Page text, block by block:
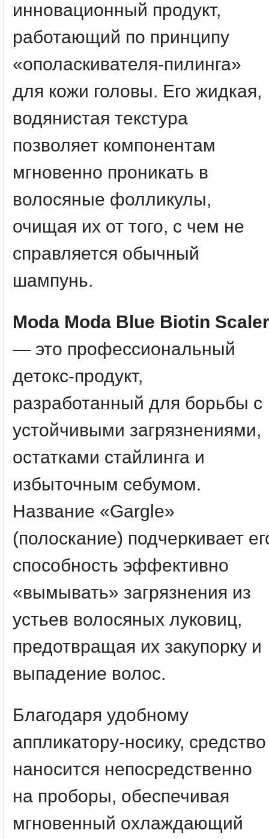
инновационный продукт,
работающий по принципу
«ополаскивателя-пилинга»
для кожи головы. Его жидкая,
водянистая текстура
позволяет компонентам
мгновенно проникать в
волосяные фолликулы,
очищая их от того, с чем не
справляется обычный
шампунь.
Moda Moda Blue Biotin Scaler
— это профессиональный
детокс-продукт,
разработанный для борьбы с
устойчивыми загрязнениями,
остатками стайлинга и
избыточным себумом.
Название «Gargle»
(полоскание) подчеркивает
способность эффективно
«вымывать» загрязнения из
устьев волосяных луковиц,
предотвращая их закупорку и
выпадение волос.
Благодаря удобному
аппликатору-носику, средство
наносится непосредственно
на проборы, обеспечивая
мгновенный охлаждающий